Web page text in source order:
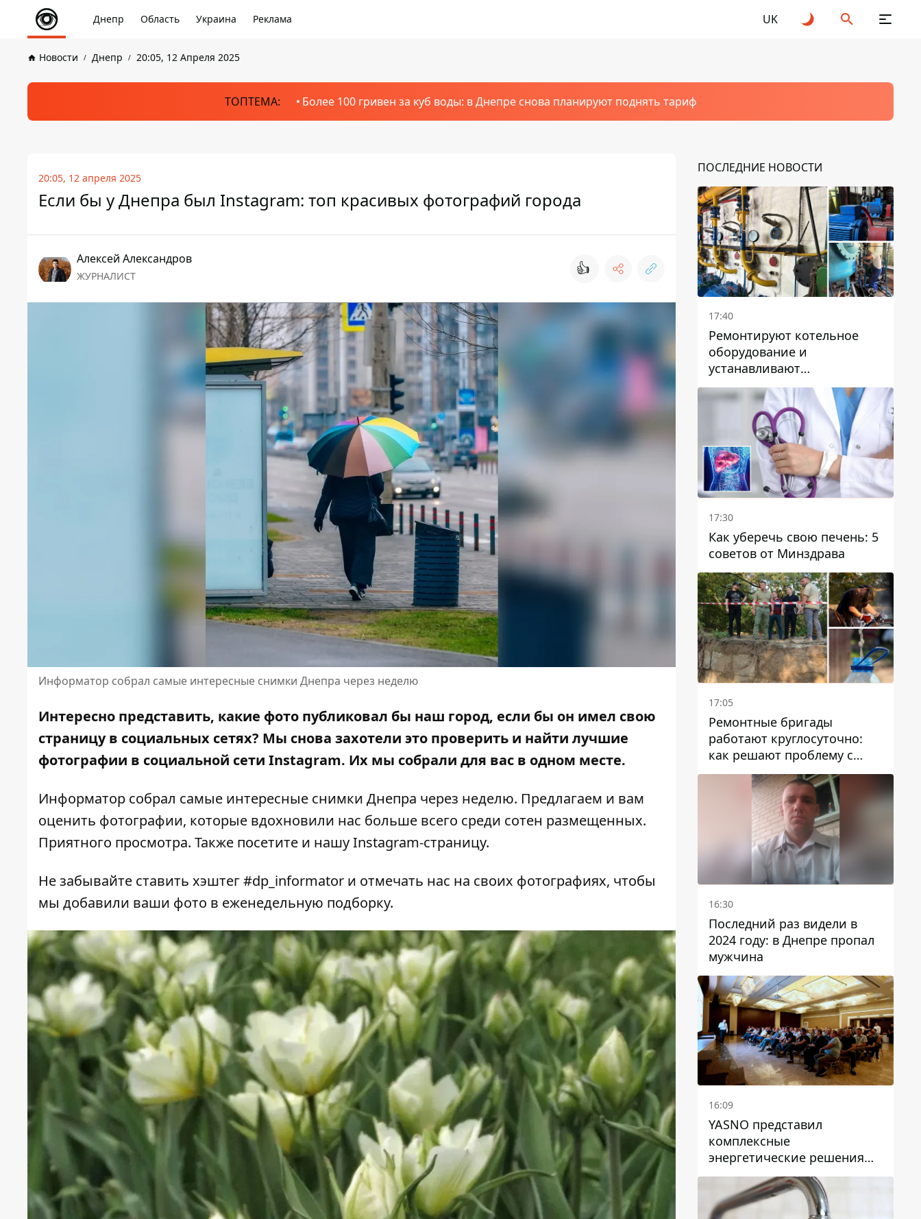
Днепр Область Украина Реклама UK
Новости Днепр 20:05, 12 Апреля 2025
ТОПТЕМА: Более 100 гривен за куб воды: в Днепре снова планируют поднять тариф
20:05, 12 апреля 2025
Если бы у Днепра был Instagram: топ красивых фотографий города
Алексей Александров
ЖУРНАЛИСТ 👍
Информатор собрал самые интересные снимки Днепра через неделю
Интересно представить, какие фото публиковал бы наш город, если бы он имел свою
страницу в социальных сетях? Мы снова захотели это проверить и найти лучшие
фотографии в социальной сети Instagram. Их мы собрали для вас в одном месте.
Информатор собрал самые интересные снимки Днепра через неделю. Предлагаем и вам
оценить фотографии, которые вдохновили нас больше всего среди сотен размещенных.
Приятного просмотра. Также посетите и нашуInstagram-страницу.
Не забывайте ставить хэштег #dp_informator и отмечать нас на своих фотографиях, чтобы
мы добавили ваши фото в еженедельную подборку.
ПОСЛЕДНИЕ НОВОСТИ
17:40
Ремонтируют котельное
оборудование и
устанавливают
генераторные установки:
как в Днепре готовятся к
отопительному сезону
17:30
Как уберечь свою печень: 5
советов от Минздрава
17:05
Ремонтные бригады
работают круглосуточно:
как решают проблему с
водой в Марганецкой
громаде
16:30
Последний раз видели в
2024 году: в Днепре пропал
мужчина
16:09
YASNO представил
комплексные
энергетические решения
для бизнеса в Днепре